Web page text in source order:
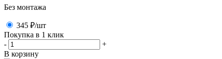
Без монтажа
345 ₽/шт
Покупка в 1 клик
-
+
В корзину